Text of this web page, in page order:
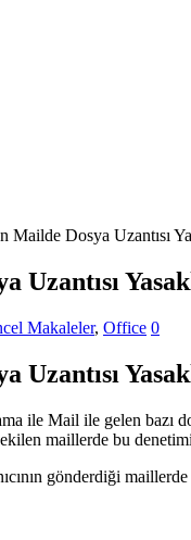
Mailde Dosya Uzantısı
Uzantısı
Makaleler, Office 0
Uzantısı
ile Mail ile gelen bazı
maillerde bu
gönderdiği